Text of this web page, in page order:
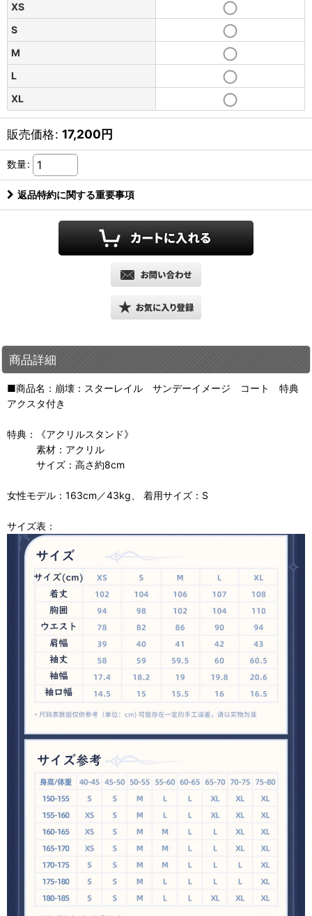
XS
S
M
L
XL
販売価格: 17,200円
数量:
返品特約に関する重要事項
商品詳細
■商品名：崩壊：スターレイル サンデーイメージ コート 特典
アクスタ付き
特典：《アクリルスタンド》
素材：アクリル
サイズ：高さ約8cm
女性モデル：163cm／43kg、 着用サイズ：S
サイズ表：